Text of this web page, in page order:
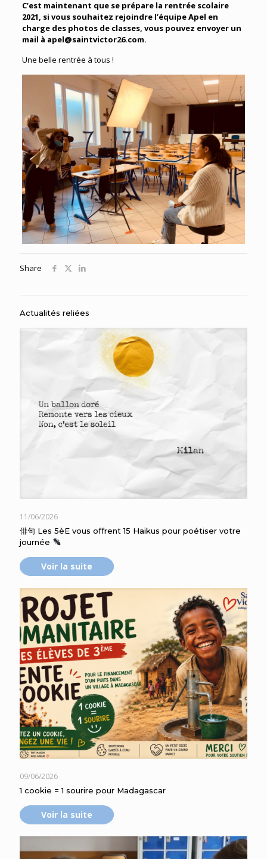
C’est maintenant que se prépare la rentrée scolaire
2021, si vous souhaitez rejoindre l’équipe Apel en
charge des photos de classes, vous pouvez envoyer un
mail à apel@saintvictor26.com.
Une belle rentrée à tous !
Share
Actualités reliées
11/06/2026
俳句 Les 5èE vous offrent 15 Haïkus pour poétiser votre
journée
Voir la suite
09/06/2026
1 cookie = 1 sourire pour Madagascar
Voir la suite